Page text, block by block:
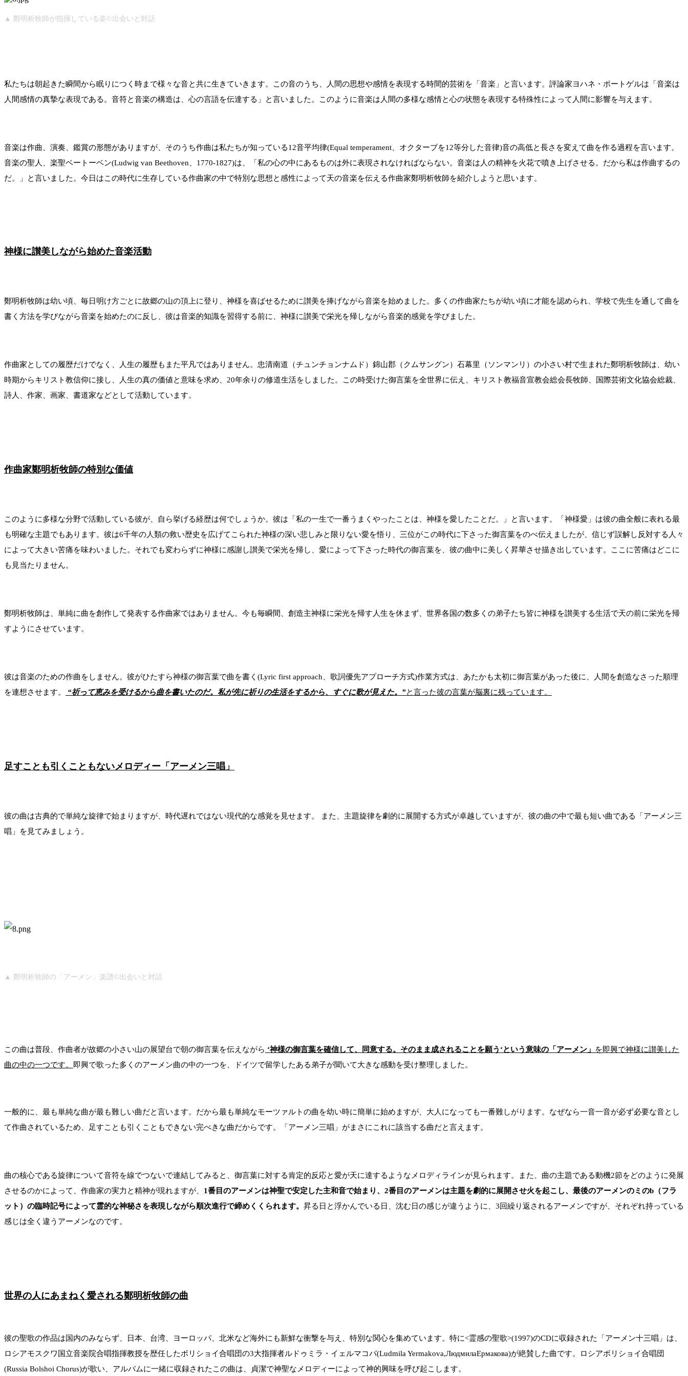
▲ 鄭明析牧師が指揮している姿©出会いと対話
私たちは朝起きた瞬間から眠りにつく時まで様々な音と共に生きていきます。この音のうち、人間の思想や感情を表現する時間的芸術を「音楽」と言います。評論家ヨハネ・ポートゲルは「音楽は
人間感情の真摯な表現である。音符と音楽の構造は、心の言語を伝達する」と言いました。このように音楽は人間の多様な感情と心の状態を表現する特殊性によって人間に影響を与えます。
音楽は作曲、演奏、鑑賞の形態がありますが、そのうち作曲は私たちが知っている12音平均律(Equal temperament、オクターブを12等分した音律)音の高低と長さを変えて曲を作る過程を言います。
音楽の聖人、楽聖ベートーベン(Ludwig van Beethoven、1770-1827)は、「私の心の中にあるものは外に表現されなければならない。音楽は人の精神を火花で噴き上げさせる。だから私は作曲するの
だ。」と言いました。今日はこの時代に生存している作曲家の中で特別な思想と感性によって天の音楽を伝える作曲家鄭明析牧師を紹介しようと思います。
神様に讃美しながら始めた音楽活動
鄭明析牧師は幼い頃、毎日明け方ごとに故郷の山の頂上に登り、神様を喜ばせるために讃美を捧げながら音楽を始めました。多くの作曲家たちが幼い頃に才能を認められ、学校で先生を通して曲を
書く方法を学びながら音楽を始めたのに反し、彼は音楽的知識を習得する前に、神様に讃美で栄光を帰しながら音楽的感覚を学びました。
作曲家としての履歴だけでなく、人生の履歴もまた平凡ではありません。忠清南道（チュンチョンナムド）錦山郡（クムサングン）石幕里（ソンマンリ）の小さい村で生まれた鄭明析牧師は、幼い
時期からキリスト教信仰に接し、人生の真の価値と意味を求め、20年余りの修道生活をしました。この時受けた御言葉を全世界に伝え、キリスト教福音宣教会総会長牧師、国際芸術文化協会総裁、
詩人、作家、画家、書道家などとして活動しています。
作曲家鄭明析牧師の特別な価値
このように多様な分野で活動している彼が、自ら挙げる経歴は何でしょうか。彼は「私の一生で一番うまくやったことは、神様を愛したことだ。」と言います。「神様愛」は彼の曲全般に表れる最
も明確な主題でもあります。彼は6千年の人類の救い歴史を広げてこられた神様の深い悲しみと限りない愛を悟り、三位がこの時代に下さった御言葉をのべ伝えましたが、信じず誤解し反対する人々
によって大きい苦痛を味わいました。それでも変わらずに神様に感謝し讃美で栄光を帰し、愛によって下さった時代の御言葉を、彼の曲中に美しく昇華させ描き出しています。ここに苦痛はどこに
も見当たりません。
鄭明析牧師は、単純に曲を創作して発表する作曲家ではありません。今も毎瞬間、創造主神様に栄光を帰す人生を休まず、世界各国の数多くの弟子たち皆に神様を讃美する生活で天の前に栄光を帰
すようにさせています。
彼は音楽のための作曲をしません。彼がひたすら神様の御言葉で曲を書く(Lyric first approach、歌詞優先アプローチ方式)作業方式は、あたかも太初に御言葉があった後に、人間を創造なさった順理
を連想させます。
“祈って恵みを受けるから曲を書いたのだ。私が先に祈りの生活をするから、すぐに歌が見えた。”と言った彼の言葉が脳裏に残っています。
足すことも引くこともないメロディー「アーメン三唱」
彼の曲は古典的で単純な旋律で始まりますが、時代遅れではない現代的な感覚を見せます。 また、主題旋律を劇的に展開する方式が卓越していますが、彼の曲の中で最も短い曲である「アーメン三
唱」を見てみましょう。
▲ 鄭明析牧師の「アーメン」楽譜©出会いと対話
この曲は普段、作曲者が故郷の小さい山の展望台で朝の御言葉を伝えながら ‘神様の御言葉を確信して、同意する。そのまま成されることを願う ‘という意味の「アーメン」
を即興で神様に讃美した
曲の中の一つです。
即興で歌った多くのアーメン曲の中の一つを、ドイツで留学したある弟子が聞いて大きな感動を受け整理しました。
一般的に、最も単純な曲が最も難しい曲だと言います。だから最も単純なモーツァルトの曲を幼い時に簡単に始めますが、大人になっても一番難しがります。なぜなら一音一音が必ず必要な音とし
て作曲されているため、足すことも引くこともできない完ぺきな曲だからです。「アーメン三唱」がまさにこれに該当する曲だと言えます。
曲の核心である旋律について音符を線でつないで連結してみると、御言葉に対する肯定的反応と愛が天に達するようなメロディラインが見られます。また、曲の主題である動機2節をどのように発展
させるのかによって、作曲家の実力と精神が現れますが、 1番目のアーメンは神聖で安定した主和音で始まり、2番目のアーメンは主題を劇的に展開させ火を起こし、最後のアーメンのミのb（フラ
ット）の臨時記号によって霊的な神秘さを表現しながら順次進行で締めくくられます。 昇る日と浮かんでいる日、沈む日の感じが違うように、3回繰り返されるアーメンですが、それぞれ持っている
感じは全く違うアーメンなのです。
世界の人にあまねく愛される鄭明析牧師の曲
彼の聖歌の作品は国内のみならず、日本、台湾、ヨーロッパ、北米など海外にも新鮮な衝撃を与え、特別な関心を集めています。特に<霊感の聖歌>(1997)のCDに収録された「アーメン十三唱」は、
ロシアモスクワ国立音楽院合唱指揮教授を歴任したボリショイ合唱団の3大指揮者ルドゥミラ・イェルマコバ(Ludmila Yermakova,ЛюдмилаЕрмакова)が絶賛した曲です。ロシアボリショイ合唱団
(Russia Bolshoi Chorus)が歌い、アルバムに一緒に収録されたこの曲は、貞潔で神聖なメロディーによって神的興味を呼び起こします。